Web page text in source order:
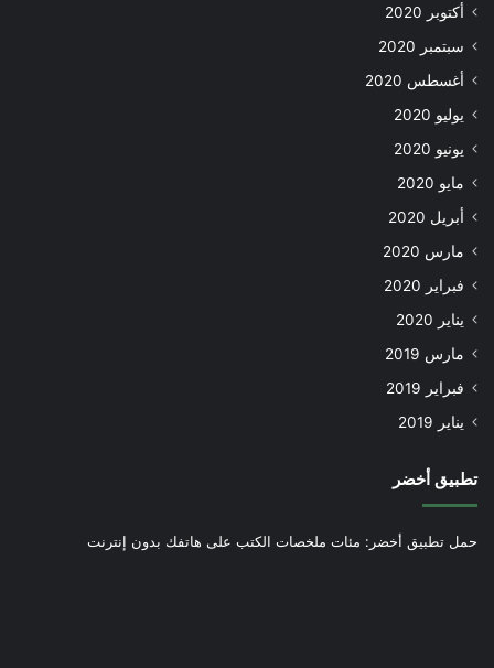
أكتوبر 2020
سبتمبر 2020
أغسطس 2020
يوليو 2020
يونيو 2020
مايو 2020
أبريل 2020
مارس 2020
فبراير 2020
يناير 2020
مارس 2019
فبراير 2019
يناير 2019
تطبيق أخضر
حمل تطبيق أخضر: مئات ملخصات الكتب على هاتفك بدون إنترنت